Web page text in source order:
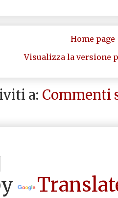
Home page
Visualizza la versione
a: Commenti